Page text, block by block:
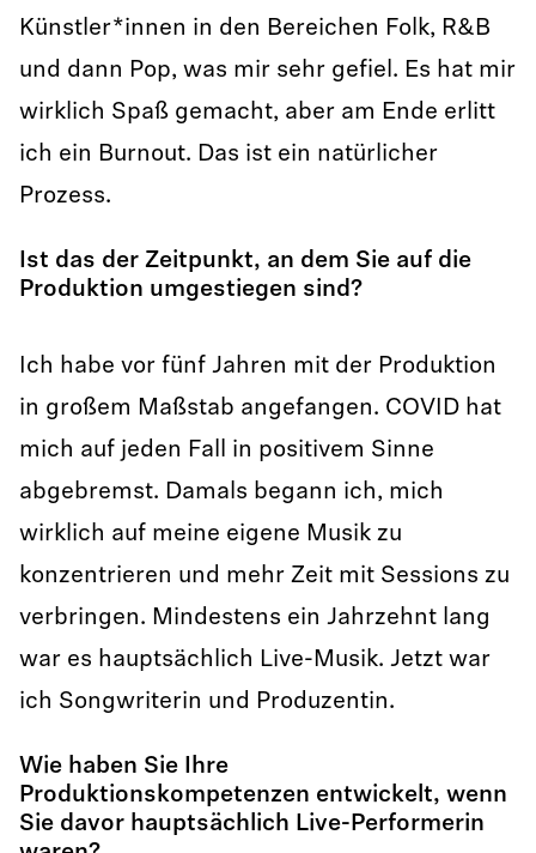
Künstler*innen in den Bereichen Folk, R&B
und dann Pop, was mir sehr gefiel. Es hat mir
wirklich Spaß gemacht, aber am Ende erlitt
ich ein Burnout. Das ist ein natürlicher
Prozess.
Ist das der Zeitpunkt, an dem Sie auf die
Produktion umgestiegen sind?
Ich habe vor fünf Jahren mit der Produktion
in großem Maßstab angefangen. COVID hat
mich auf jeden Fall in positivem Sinne
abgebremst. Damals begann ich, mich
wirklich auf meine eigene Musik zu
konzentrieren und mehr Zeit mit Sessions zu
verbringen. Mindestens ein Jahrzehnt lang
war es hauptsächlich Live-Musik. Jetzt war
ich Songwriterin und Produzentin.
Wie haben Sie Ihre
Produktionskompetenzen entwickelt, wenn
Sie davor hauptsächlich Live-Performerin